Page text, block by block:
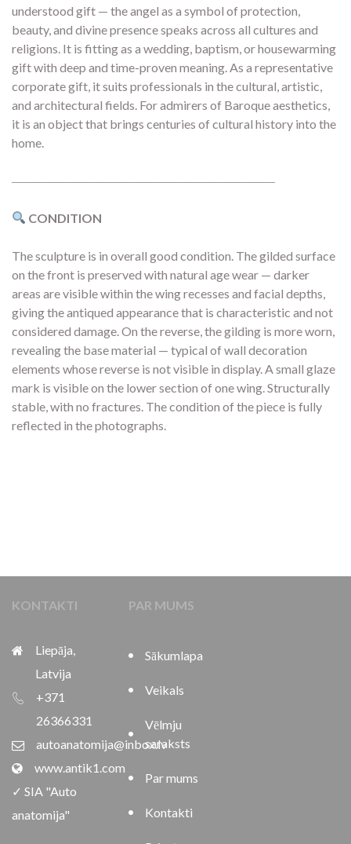
understood gift — the angel as a symbol of protection,
beauty, and divine presence speaks across all cultures and
religions. It is fitting as a wedding, baptism, or housewarming
gift with deep and time-proven meaning. As a representative
corporate gift, it suits professionals in the cultural, artistic,
and architectural fields. For admirers of Baroque aesthetics,
it is an object that brings centuries of cultural history into the
home.
―――――――――――――――――――――
CONDITION
The sculpture is in overall good condition. The gilded surface
on the front is preserved with natural age wear — darker
areas are visible within the wing recesses and facial depths,
giving the antiqued appearance that is characteristic and not
considered damage. On the reverse, the gilding is more worn,
revealing the base material — typical of wall decoration
elements whose reverse is not visible in display. A small glaze
mark is visible on the lower section of one wing. Structurally
stable, with no fractures. The condition of the piece is fully
reflected in the photographs.
KONTAKTI
Liepāja,
Latvija
+371
26366331
autoanatomija@inbox.lv
www.antik1.com
✓ SIA "Auto
anatomija"
PAR MUMS
Sākumlapa
Veikals
Vēlmju
saraksts
Par mums
Kontakti